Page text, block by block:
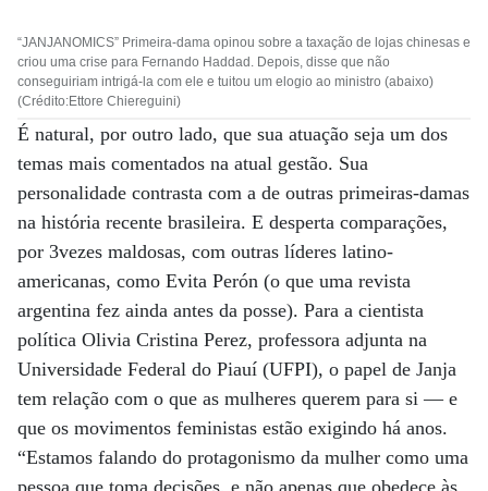
“JANJANOMICS” Primeira-dama opinou sobre a taxação de lojas chinesas e
criou uma crise para Fernando Haddad. Depois, disse que não
conseguiriam intrigá-la com ele e tuitou um elogio ao ministro (abaixo)
(Crédito:Ettore Chiereguini)
É natural, por outro lado, que sua atuação seja um dos
temas mais comentados na atual gestão. Sua
personalidade contrasta com a de outras primeiras-damas
na história recente brasileira. E desperta comparações,
por 3vezes maldosas, com outras líderes latino-
americanas, como Evita Perón (o que uma revista
argentina fez ainda antes da posse). Para a cientista
política Olivia Cristina Perez, professora adjunta na
Universidade Federal do Piauí (UFPI), o papel de Janja
tem relação com o que as mulheres querem para si — e
que os movimentos feministas estão exigindo há anos.
“Estamos falando do protagonismo da mulher como uma
pessoa que toma decisões, e não apenas que obedece às